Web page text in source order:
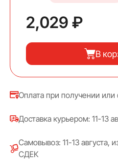
2,029 ₽
В
Оплата при получении или
Доставка курьером: 11-13
Самовывоз: 11-13 августа,
СДЕК